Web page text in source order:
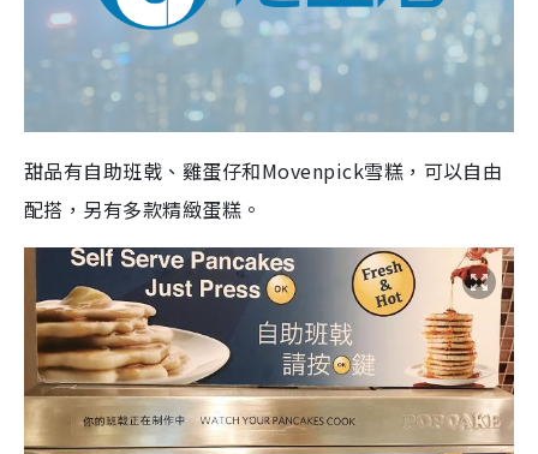
甜品有自助班戟、雞蛋仔和Movenpick雪糕，可以自由
配搭，另有多款精緻蛋糕。